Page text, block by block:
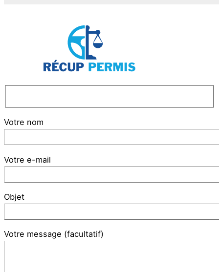
Votre nom
Votre e-mail
Objet
Votre message (facultatif)